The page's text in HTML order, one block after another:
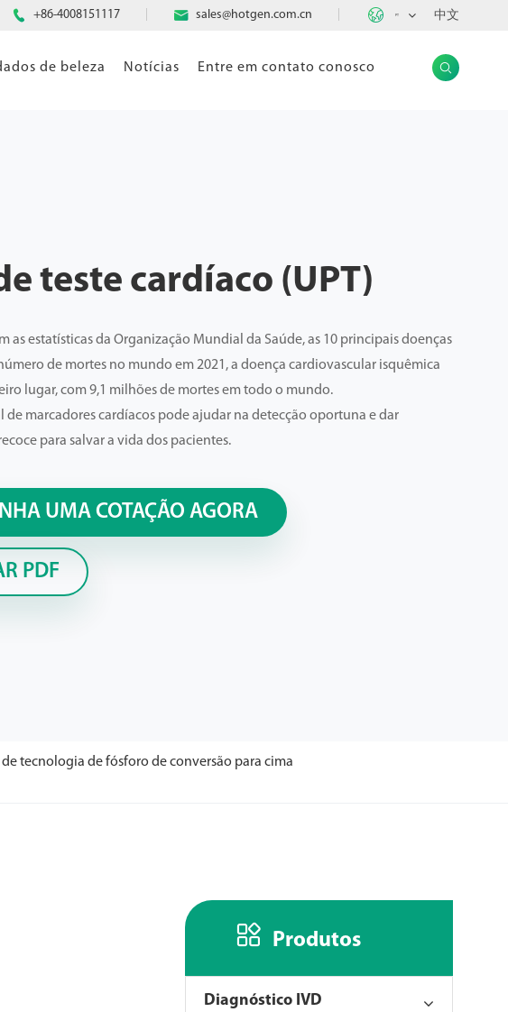
 +86-4008151117  sales@hotgen.com.cn  PT 中文
de beleza Notícias Entre em contato conosco 
teste cardíaco (UPT)
as estatísticas da Organização Mundial da Saúde, as 10 principais doenças
de mortes no mundo em 2021, a doença cardiovascular isquêmica
lugar, com 9,1 milhões de mortes em todo o mundo.
de marcadores cardíacos pode ajudar na detecção oportuna e dar
para salvar a vida dos pacientes.
UMA COTAÇÃO AGORA
PDF
de tecnologia de fósforo de conversão para cima
 Produtos
Diagnóstico IVD